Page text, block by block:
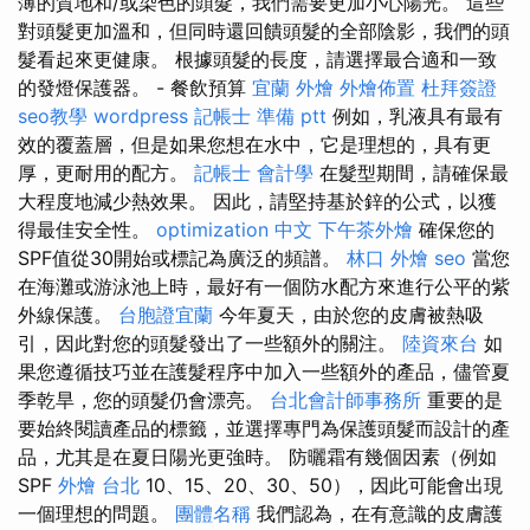
對頭髮更加溫和，但同時還回饋頭髮的全部陰影，我們的頭
髮看起來更健康。 根據頭髮的長度，請選擇最合適和一致
的發燈保護器。 - 餐飲預算 宜蘭 外燴 外燴佈置 杜拜簽證
seo教學 wordpress 記帳士 準備 ptt 例如，乳液具有最有
效的覆蓋層，但是如果您想在水中，它是理想的，具有更
厚，更耐用的配方。 記帳士 會計學 在髮型期間，請確保最
大程度地減少熱效果。 因此，請堅持基於鋅的公式，以獲
得最佳安全性。 optimization 中文 下午茶外燴 確保您的
SPF值從30開始或標記為廣泛的頻譜。 林口 外燴 seo 當您
在海灘或游泳池上時，最好有一個防水配方來進行公平的紫
外線保護。 台胞證宜蘭 今年夏天，由於您的皮膚被熱吸
引，因此對您的頭髮發出了一些額外的關注。 陸資來台 如
果您遵循技巧並在護髮程序中加入一些額外的產品，儘管夏
季乾旱，您的頭髮仍會漂亮。 台北會計師事務所 重要的是
要始終閱讀產品的標籤，並選擇專門為保護頭髮而設計的產
品，尤其是在夏日陽光更強時。 防曬霜有幾個因素（例如
SPF 外燴 台北 10、15、20、30、50），因此可能會出現
一個理想的問題。 團體名稱 我們認為，在有意識的皮膚護